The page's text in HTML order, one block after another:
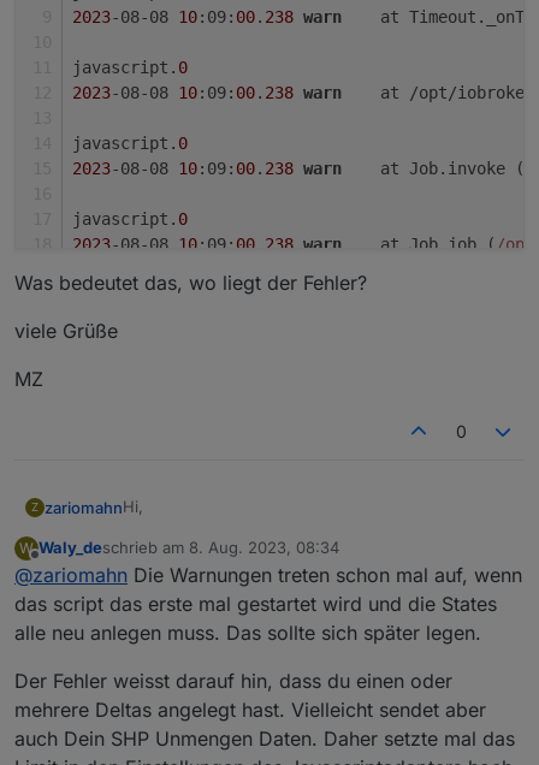
2023-08-08 10:09: 00. 238 warn
at
javascript. 0
2023-08-08 10:09: 00. 238 warn
at /opt/
javascript. 0
2023-08-08 10:09: 00. 238 warn
	at Job.invoke (
javascript. 0
2023-08-08 10:09: 00 238 warn
	at Job.job (
/
javascript.0
2023
Was bedeutet das, wo liegt der Fehler?
viele Grüße
MZ
0
Z zariomahnHi,
ich habe ja nur mein SHP eingestellt mit der
Seriennummer, da ich kein PowerStream habe um
zu sehen was ich auslesen kann.
Bekomme aber beim starten des Skripts diese
Fehlermeldung.
2023-08-08 10:10:13.659	error	Script
2023-08-08 10:09:00.238	warn	at
javascript.0
2023-08-08 10:09:00.238	warn	at
Was bedeutet das, wo liegt der Fehler?
viele Grüße
W
Offline
Waly_deschrieb am 8. Aug. 2023, 08:34
zuletzt editiert von
@zariomahn Die Warnungen treten schon mal auf, wenn
das script das erste mal gestartet wird und die States
alle neu anlegen muss. Das sollte sich später legen.
Der Fehler weisst darauf hin, dass du einen oder
mehrere Deltas angelegt hast. Vielleicht sendet aber
auch Dein SHP Unmengen Daten. Daher setzte mal das